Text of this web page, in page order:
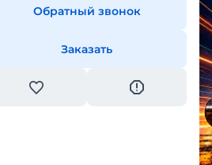
Обратный звонок
Заказать